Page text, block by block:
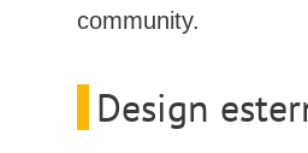
community.
Design